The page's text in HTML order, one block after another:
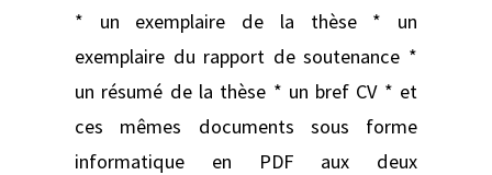
* un exemplaire de la thèse * un
exemplaire du rapport de soutenance *
un résumé de la thèse * un bref CV * et
ces mêmes documents sous forme
informatique en PDF aux deux